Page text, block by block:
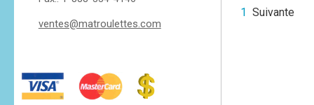
ventes@matroulettes.com
1 Suivante